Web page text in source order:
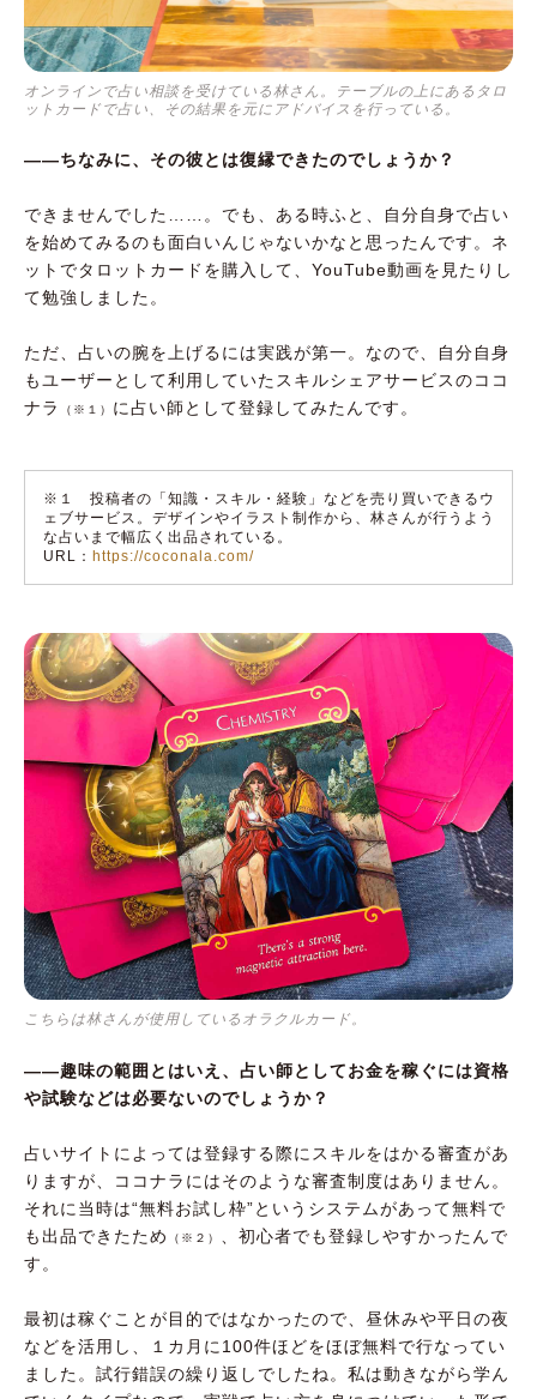
オンラインで占い相談を受けている林さん。テーブルの上にあるタロ
ットカードで占い、その結果を元にアドバイスを行っている。
――ちなみに、その彼とは復縁できたのでしょうか？
できませんでした……。でも、ある時ふと、自分自身で占い
を始めてみるのも面白いんじゃないかなと思ったんです。ネ
ットでタロットカードを購入して、YouTube動画を見たりし
て勉強しました。
ただ、占いの腕を上げるには実践が第一。なので、自分自身
もユーザーとして利用していたスキルシェアサービスのココ
ナラ
（※１） に占い師として登録してみたんです。
※１ 投稿者の「知識・スキル・経験」などを売り買いできるウ
ェブサービス。デザインやイラスト制作から、林さんが行うよう
な占いまで幅広く出品されている。
URL：
https://coconala.com/
こちらは林さんが使用しているオラクルカード。
――趣味の範囲とはいえ、占い師としてお金を稼ぐには資格
や試験などは必要ないのでしょうか？
占いサイトによっては登録する際にスキルをはかる審査があ
りますが、ココナラにはそのような審査制度はありません。
それに当時は“無料お試し枠”というシステムがあって無料で
も出品できたため
（※２）
、初心者でも登録しやすかったんで
す。
最初は稼ぐことが目的ではなかったので、昼休みや平日の夜
などを活用し、１カ月に100件ほどをほぼ無料で行なってい
ました。試行錯誤の繰り返しでしたね。私は動きながら学ん